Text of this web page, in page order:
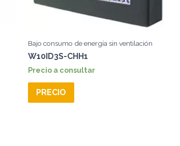
Bajo consumo de energía sin ventilación
W10ID3S-CHH1
Precio a consultar
PRECIO